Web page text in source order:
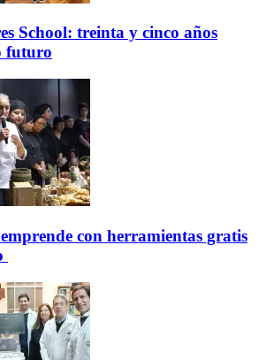
School: treinta y cinco años
futuro
con herramientas gratis